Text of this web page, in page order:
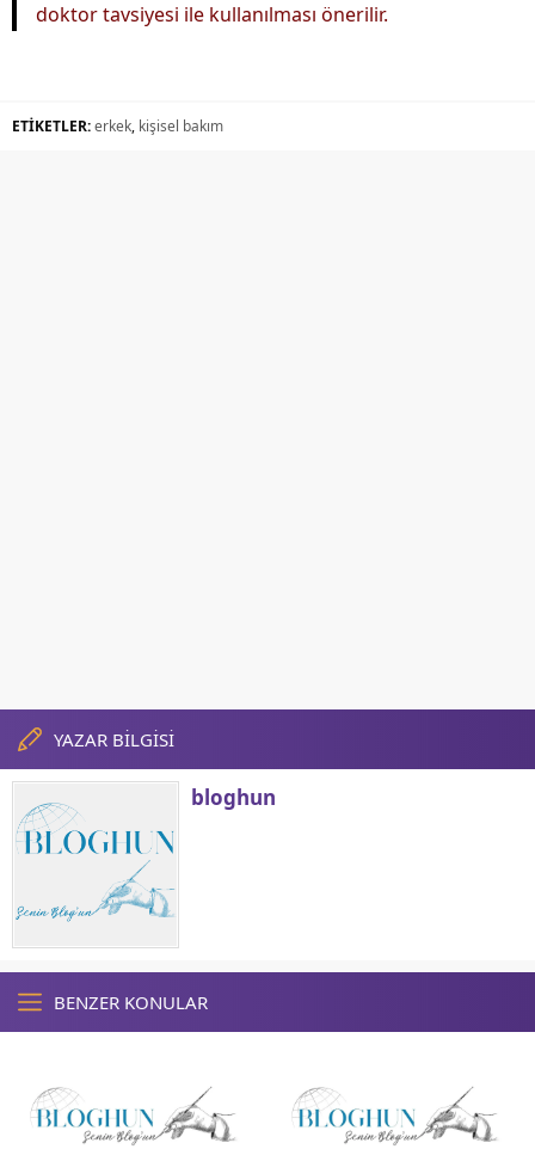
doktor tavsiyesi ile kullanılması önerilir.
ETİKETLER:erkek, kişisel bakım
YAZAR BİLGİSİ
bloghun
BENZER KONULAR